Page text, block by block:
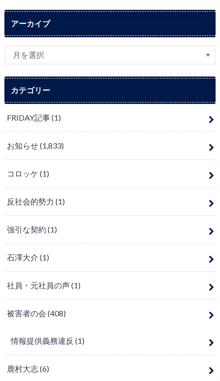
アーカイブ
カテゴリー
FRIDAY記事(1)
お知らせ(1,833)
コロッケ (1)
反社会的勢力 (1)
強引な契約 (1)
石澤大介 (1)
社員・元社員の声(1)
被害者の会 (408)
情報提供義務違反 (1)
鹿村大志(6)